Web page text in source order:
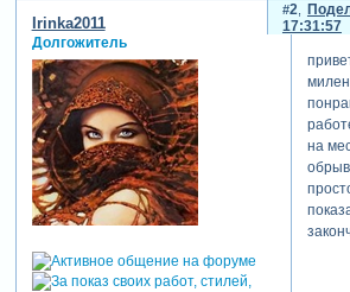
2
17:31:57
Irinka2011
Долгожитель
на